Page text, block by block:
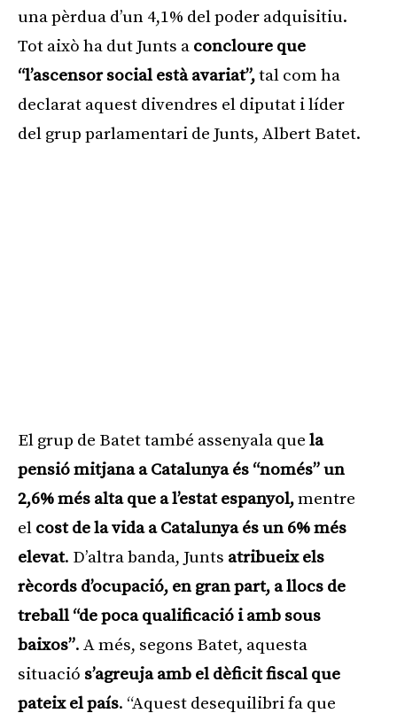
una pèrdua d’un 4,1% del poder adquisitiu.
Tot això ha dut Junts a concloure que
“l’ascensor social està avariat”,tal com ha
declarat aquest divendres el diputat i líder
del grup parlamentari de Junts, Albert Batet.
El grup de Batet també assenyala que la
pensió mitjana a Catalunya és “només” un
2,6% més alta que a l’estat espanyol,mentre
el cost de la vida a Catalunya és un 6% més
elevat. D’altra banda, Junts atribueix els
rècords d’ocupació, en gran part, a llocs de
treball “de poca qualificació i amb sous
baixos”. A més, segons Batet, aquesta
situació s’agreuja amb el dèficit fiscal que
pateix el país. “Aquest desequilibri fa que